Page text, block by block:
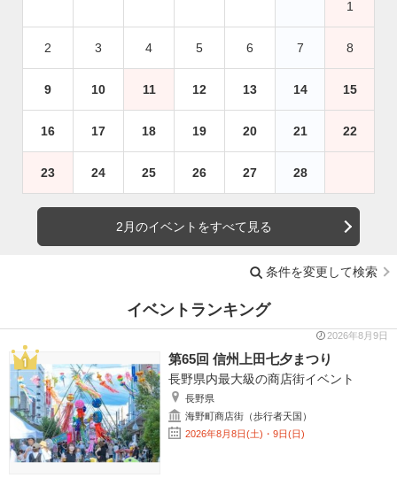
1
2 3 4 5 6 7 8
9 10 11 12 13 14 15
16 17 18 19 20 21 22
23 24 25 26 27 28
2月のイベントをすべて見る
条件を変更して検索
イベントランキング
2026年8月9日
第65回 信州上田七夕まつり
長野県内最大級の商店街イベント
長野県
海野町商店街（歩行者天国）
2026年8月8日(土)・9日(日)